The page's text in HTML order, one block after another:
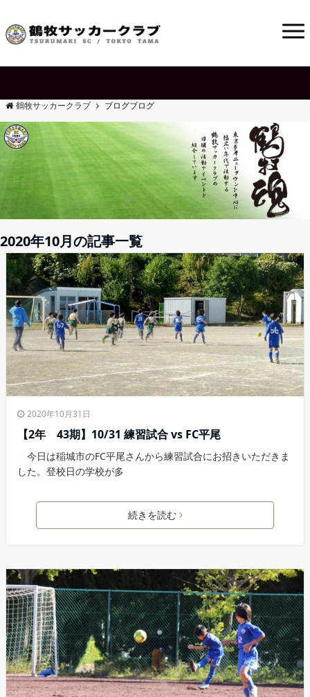
鶴牧サッカークラブ ブログブログ
2020年10月の記事一覧
2020年10月31日
【2年 43期】10/31 練習試合 vs FC平尾
今日は稲城市のFC平尾さんから練習試合にお招きいただきま
した。登校日の学校が多
続きを読む